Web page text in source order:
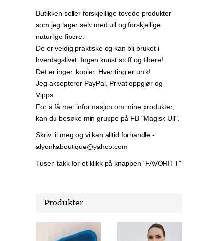
Butikken seller forskjelllige tovede produkter
som jeg lager selv med ull og forskjellige
naturlige fibere.
De er veldig praktiske og kan bli bruket i
hverdagslivet. Ingen kunst stoff og fibere!
Det er ingen kopier. Hver ting er unik!
Jeg aksepterer PayPal, Privat oppgjør og
Vipps.
For å få mer informasjon om mine produkter,
kan du besøke min gruppe på FB "Magisk Ull".
Skriv til meg og vi kan alltid forhandle -
alyonkaboutique@yahoo.com
Tusen takk for et klikk på knappen "FAVORITT"
Produkter